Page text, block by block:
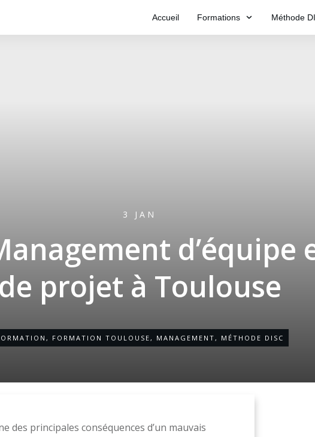
Accueil Formations Méthode
3 JAN
d’équipe
de projet à Toulouse
, FORMATION TOULOUSE, MANAGEMENT, MÉTHODE DISC
des principales conséquences d’un mauvais